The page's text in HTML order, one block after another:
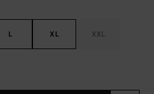
L XL XXL